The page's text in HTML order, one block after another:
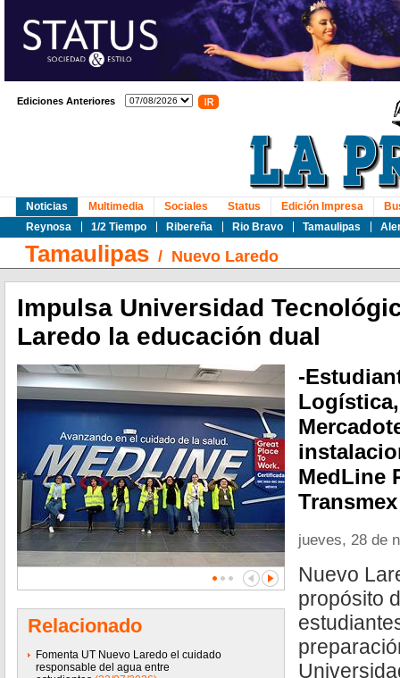
Ediciones Anteriores
Noticias
Reynosa
1/2 Tiempo Ribereña Rio Bravo Tamaulipas
Multimedia Sociales Status Edición Impresa
Tamaulipas / Nuevo Laredo
Impulsa Universidad
Laredo la educación dual
Relacionado
Fomenta UT Nuevo Laredo el cuidado
responsable del agua entre
-
MedLine
jueves, 28 de
Nuevo
propósito